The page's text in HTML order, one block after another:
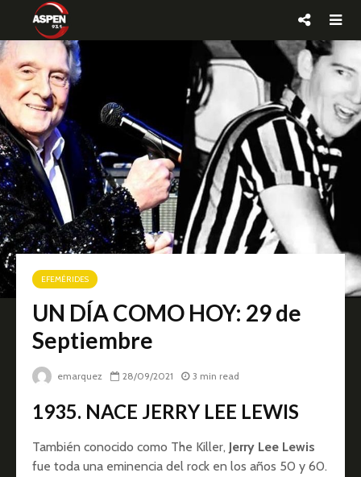
EFEMÉRIDES
UN DÍA COMO HOY: 29 de
Septiembre
emarquez 28/09/2021 3 min read
1935. NACE JERRY LEE LEWIS
También conocido como The Killer, Jerry Lee Lewis
fue toda una eminencia del rock en los años 50 y 60.